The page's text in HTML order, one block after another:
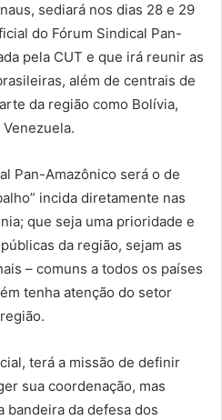
sediará nos dias 28 e 29
do Fórum Sindical Pan-
pela CUT e que irá reunir as
além de centrais de
da região como Bolívia,
Pan-Amazônico será o de
incida diretamente nas
que seja uma prioridade e
da região, sejam as
– comuns a todos os países
tenha atenção do setor
terá a missão de definir
sua coordenação, mas
bandeira da defesa dos